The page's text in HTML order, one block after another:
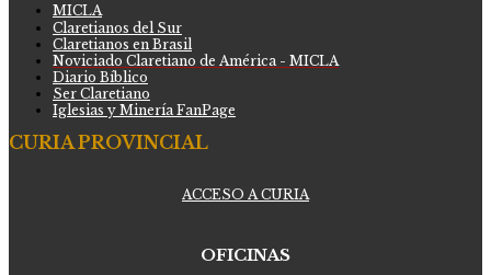
MICLA
Claretianos del Sur
Claretianos en Brasil
Noviciado Claretiano de América - MICLA
Diario Bíblico
Ser Claretiano
Iglesias y Minería FanPage
CURIA PROVINCIAL
ACCESO A CURIA
OFICINAS